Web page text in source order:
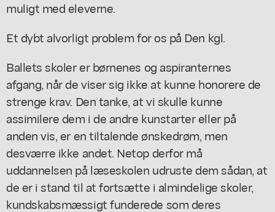
muligt med eleverne.
Et dybt alvorligt problem for os på Den kgl.
Ballets skoler er børnenes og aspiranternes
afgang, når de viser sig ikke at kunne honorere de
strenge krav. Den tanke, at vi skulle kunne
assimilere dem i de andre kunstarter eller på
anden vis, er en tiltalende ønskedrøm, men
desværre ikke andet. Netop derfor må
uddannelsen på læseskolen udruste dem sådan, at
de er i stand til at fortsætte i almindelige skoler,
kundskabsmæssigt funderede som deres